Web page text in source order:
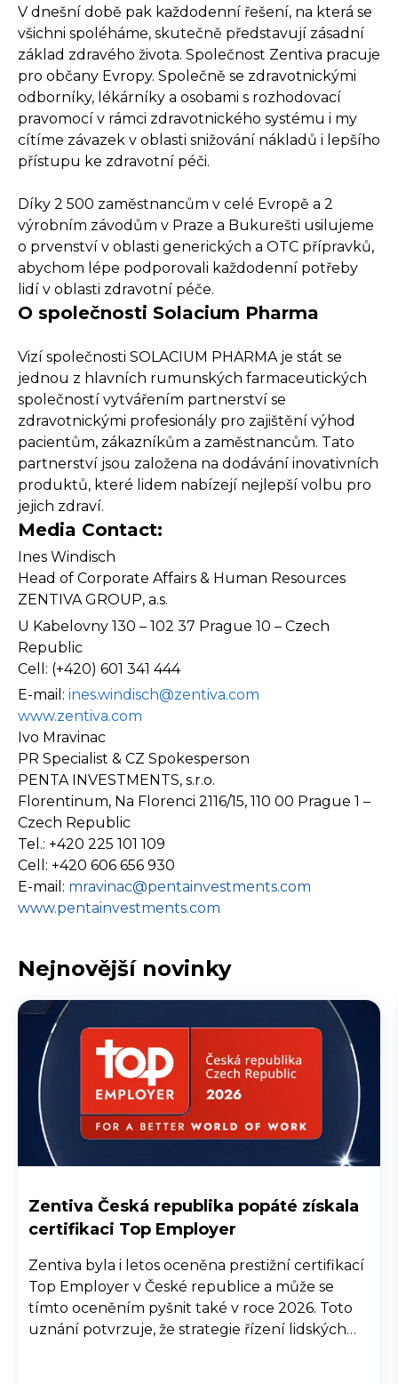
V dnešní době pak každodenní řešení, na která se
všichni spoléháme, skutečně představují zásadní
základ zdravého života. Společnost Zentiva pracuje
pro občany Evropy. Společně se zdravotnickými
odborníky, lékárníky a osobami s rozhodovací
pravomocí v rámci zdravotnického systému i my
cítíme závazek v oblasti snižování nákladů i lepšího
přístupu ke zdravotní péči.
Díky 2 500 zaměstnancům v celé Evropě a 2
výrobním závodům v Praze a Bukurešti usilujeme
o prvenství v oblasti generických a OTC přípravků,
abychom lépe podporovali každodenní potřeby
lidí v oblasti zdravotní péče.
O společnosti Solacium Pharma
Vizí společnosti SOLACIUM PHARMA je stát se
jednou z hlavních rumunských farmaceutických
společností vytvářením partnerství se
zdravotnickými profesionály pro zajištění výhod
pacientům, zákazníkům a zaměstnancům. Tato
partnerství jsou založena na dodávání inovativních
produktů, které lidem nabízejí nejlepší volbu pro
jejich zdraví.
Media Contact:
Ines Windisch
Head of Corporate Affairs & Human Resources
ZENTIVA GROUP, a.s.
U Kabelovny 130 – 102 37 Prague 10 – Czech
Republic
Cell: (+420) 601 341 444
E-mail: ines.windisch@zentiva.com
www.zentiva.com
Ivo Mravinac
PR Specialist & CZ Spokesperson
PENTA INVESTMENTS, s.r.o.
Florentinum, Na Florenci 2116/15, 110 00 Prague 1 –
Czech Republic
Tel.: +420 225 101 109
Cell: +420 606 656 930
E-mail: mravinac@pentainvestments.com
www.pentainvestments.com
Nejnovější novinky
Zentiva Česká republika popáté získala
certifikaci Top Employer
Zentiva byla i letos oceněna prestižní certifikací
Top Employer v České republice a může se
tímto oceněním pyšnit také v roce 2026. Toto
uznání potvrzuje, že strategie řízení lidských